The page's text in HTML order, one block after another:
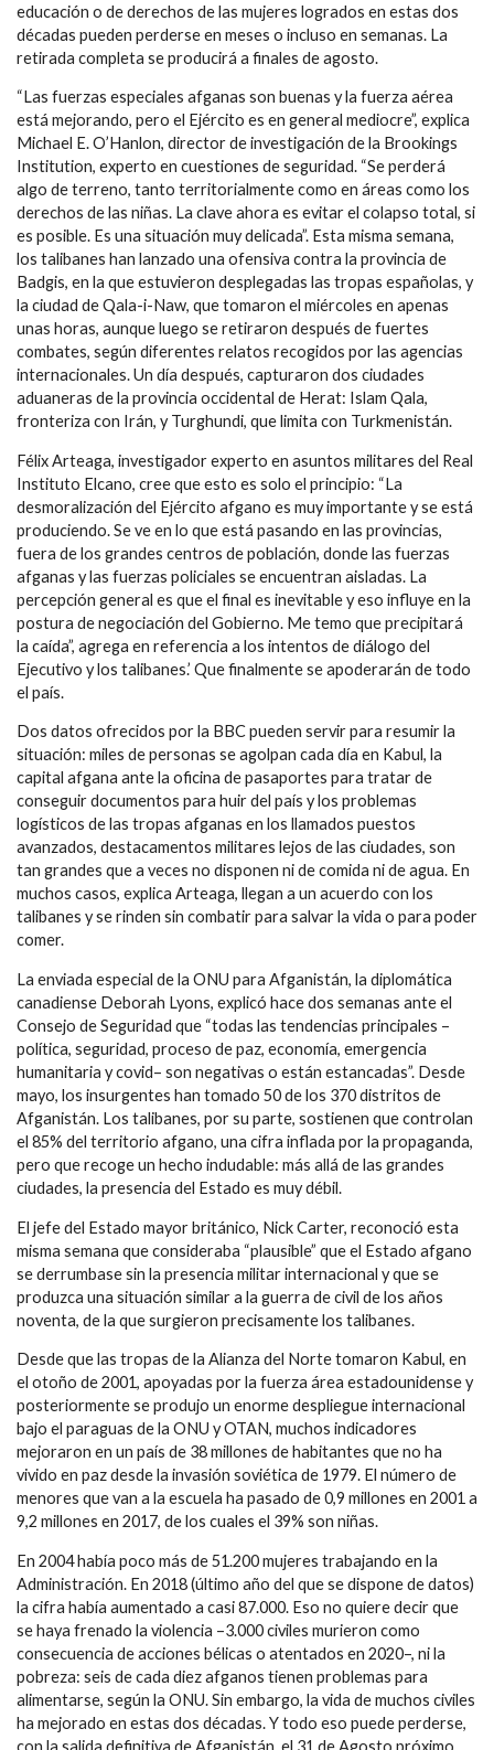
educación o de derechos de las mujeres logrados en estas dos
décadas pueden perderse en meses o incluso en semanas. La
retirada completa se producirá a finales de agosto.
“Las fuerzas especiales afganas son buenas y la fuerza aérea
está mejorando, pero el Ejército es en general mediocre”, explica
Michael E. O’Hanlon, director de investigación de la Brookings
Institution, experto en cuestiones de seguridad. “Se perderá
algo de terreno, tanto territorialmente como en áreas como los
derechos de las niñas. La clave ahora es evitar el colapso total, si
es posible. Es una situación muy delicada”. Esta misma semana,
los talibanes han lanzado una ofensiva contra la provincia de
Badgis, en la que estuvieron desplegadas las tropas españolas, y
la ciudad de Qala-i-Naw, que tomaron el miércoles en apenas
unas horas, aunque luego se retiraron después de fuertes
combates, según diferentes relatos recogidos por las agencias
internacionales. Un día después, capturaron dos ciudades
aduaneras de la provincia occidental de Herat: Islam Qala,
fronteriza con Irán, y Turghundi, que limita con Turkmenistán.
Félix Arteaga, investigador experto en asuntos militares del Real
Instituto Elcano, cree que esto es solo el principio: “La
desmoralización del Ejército afgano es muy importante y se está
produciendo. Se ve en lo que está pasando en las provincias,
fuera de los grandes centros de población, donde las fuerzas
afganas y las fuerzas policiales se encuentran aisladas. La
percepción general es que el final es inevitable y eso influye en la
postura de negociación del Gobierno. Me temo que precipitará
la caída”, agrega en referencia a los intentos de diálogo del
Ejecutivo y los talibanes.’ Que finalmente se apoderarán de todo
el país.
Dos datos ofrecidos por la BBC pueden servir para resumir la
situación: miles de personas se agolpan cada día en Kabul, la
capital afgana ante la oficina de pasaportes para tratar de
conseguir documentos para huir del país y los problemas
logísticos de las tropas afganas en los llamados puestos
avanzados, destacamentos militares lejos de las ciudades, son
tan grandes que a veces no disponen ni de comida ni de agua. En
muchos casos, explica Arteaga, llegan a un acuerdo con los
talibanes y se rinden sin combatir para salvar la vida o para poder
comer.
La enviada especial de la ONU para Afganistán, la diplomática
canadiense Deborah Lyons, explicó hace dos semanas ante el
Consejo de Seguridad que “todas las tendencias principales –
política, seguridad, proceso de paz, economía, emergencia
humanitaria y covid– son negativas o están estancadas”. Desde
mayo, los insurgentes han tomado 50 de los 370 distritos de
Afganistán. Los talibanes, por su parte, sostienen que controlan
el 85% del territorio afgano, una cifra inflada por la propaganda,
pero que recoge un hecho indudable: más allá de las grandes
ciudades, la presencia del Estado es muy débil.
El jefe del Estado mayor británico, Nick Carter, reconoció esta
misma semana que consideraba “plausible” que el Estado afgano
se derrumbase sin la presencia militar internacional y que se
produzca una situación similar a la guerra de civil de los años
noventa, de la que surgieron precisamente los talibanes.
Desde que las tropas de la Alianza del Norte tomaron Kabul, en
el otoño de 2001, apoyadas por la fuerza área estadounidense y
posteriormente se produjo un enorme despliegue internacional
bajo el paraguas de la ONU y OTAN, muchos indicadores
mejoraron en un país de 38 millones de habitantes que no ha
vivido en paz desde la invasión soviética de 1979. El número de
menores que van a la escuela ha pasado de 0,9 millones en 2001 a
9,2 millones en 2017, de los cuales el 39% son niñas.
En 2004 había poco más de 51.200 mujeres trabajando en la
Administración. En 2018 (último año del que se dispone de datos)
la cifra había aumentado a casi 87.000. Eso no quiere decir que
se haya frenado la violencia –3.000 civiles murieron como
consecuencia de acciones bélicas o atentados en 2020–, ni la
pobreza: seis de cada diez afganos tienen problemas para
alimentarse, según la ONU. Sin embargo, la vida de muchos civiles
ha mejorado en estas dos décadas. Y todo eso puede perderse,
con la salida definitiva de Afganistán, el 31 de Agosto próximo